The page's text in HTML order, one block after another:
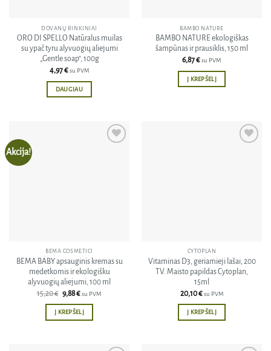
DOVANŲ RINKINIAI
ORO DI SPELLO Natūralus muilas
su ypač tyru alyvuogių aliejumi
„Gentle soap“, 100g
4,97€ su PVM
DAUGIAU
BAMBO NATURE
BAMBO NATURE ekologiškas
šampūnas ir prausiklis, 150 ml
6,87€su PVM
Į KREPŠELĮ
Akcija!
BEMA COSMETICI
BEMA BABY apsauginis kremas su
medetkomis ir ekologišku
alyvuogių aliejumi, 100 ml
15,20€ Original
was:
15,20 €.
9,88€Current
is:
9,88 €.
su PVM
Į KREPŠELĮ
CYTOPLAN
Vitaminas D3, geriamieji lašai, 200
TV. Maisto papildas Cytoplan,
15ml
20,10€ su PVM
Į KREPŠELĮ